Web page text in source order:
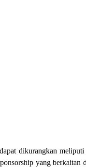
dikurangkan
yang